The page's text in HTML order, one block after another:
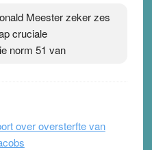
Meester zeker zes
cruciale
norm 51 van
over oversterfte van